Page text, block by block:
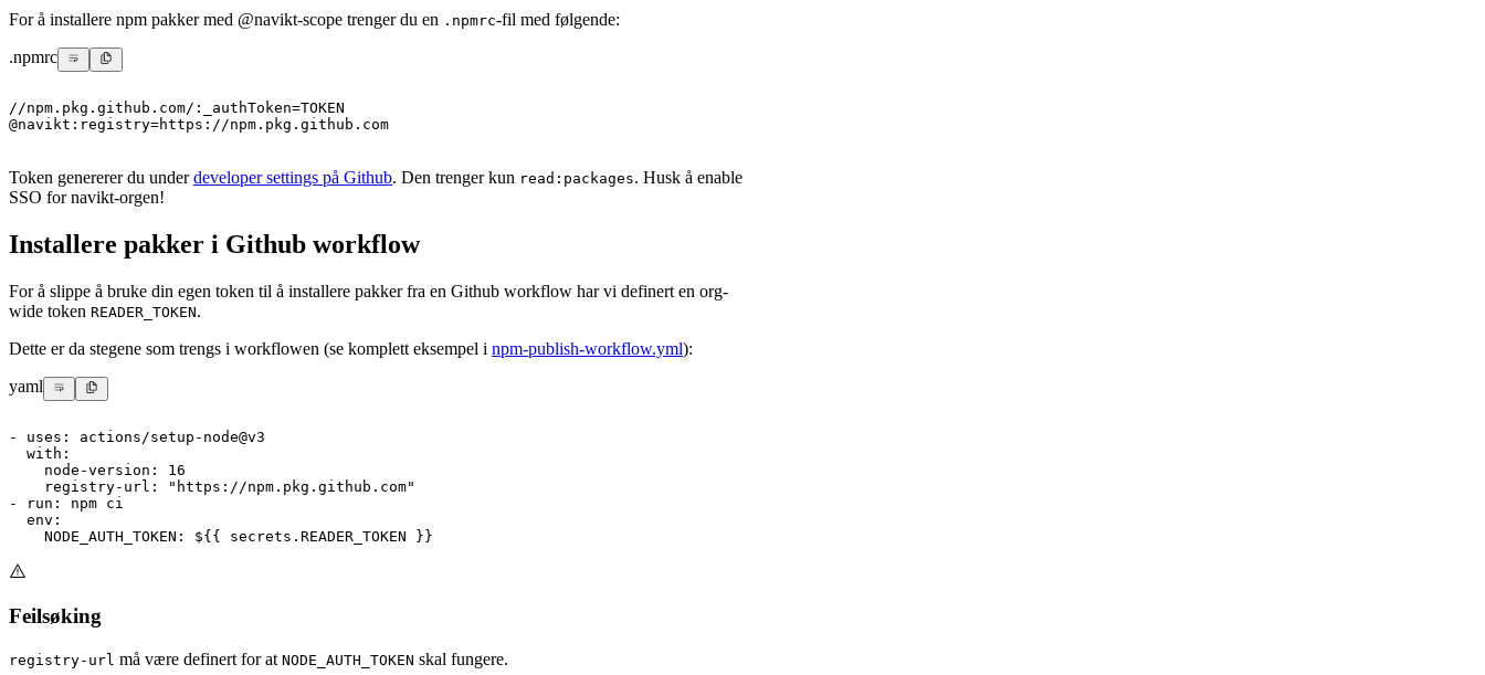
For å installere npm pakker med @navikt-scope trenger du en .npmrc-fil med følgende:
.npmrc
//npm.pkg.github.com/:_authToken=TOKEN
@navikt:registry=https://npm.pkg.github.com
Token genererer du underdeveloper settings på Github. Den trenger kun read:packages. Husk å enable
SSO for navikt-orgen!
Installere pakker i Github workflow
For å slippe å bruke din egen token til å installere pakker fra en Github workflow har vi definert en org-
wide token READER_TOKEN.
Dette er da stegene som trengs i workflowen (se komplett eksempel i npm-publish-workflow.yml):
yaml
- uses : actions/setup - node@v3
with :
node-version :
16
registry-url :
"https://npm.pkg.github.com"
-
run :
npm ci
env :
NODE_AUTH_TOKEN : ${{ secrets.READER_TOKEN }}
Feilsøking
registry-url må være definert for at NODE_AUTH_TOKEN skal fungere.